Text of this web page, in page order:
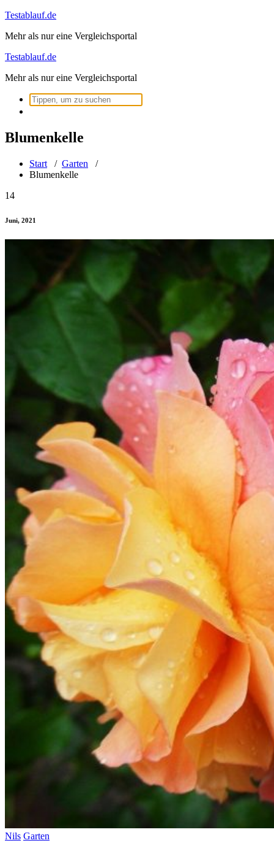
Zum
springen
Testablauf.de
Mehr als nur eine Vergleichsportal
Testablauf.de
Mehr als nur eine Vergleichsportal
Suchen
nach:
Blumenkelle
Start / Garten /
Blumenkelle
14
Juni, 2021
Nils Garten